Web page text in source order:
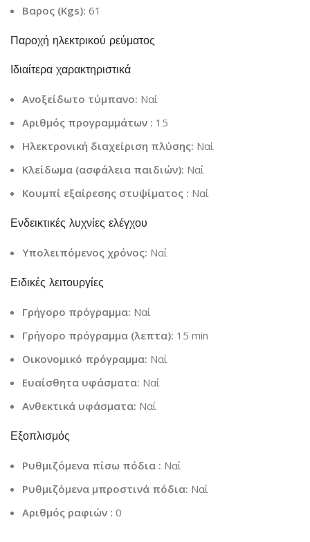
Βαρος (Κgs):61
Παροχή ηλεκτρικού ρεύματος
Ιδιαίτερα χαρακτηριστικά
Ανοξείδωτο τύμπανο: Ναί
Αριθμός προγραμμάτων : 15
Ηλεκτρονική διαχείριση πλύσης: Ναί
Κλείδωμα (ασφάλεια παιδιών): Ναί
Κουμπί εξαίρεσης στυψίματος : Ναί
Ενδεικτικές λυχνίες ελέγχου
Υπολειπόμενος χρόνος: Ναί
Ειδικές λειτουργίες
Γρήγορο πρόγραμμα: Ναί
Γρήγορο πρόγραμμα (λεπτα): 15 min
Οικονομικό πρόγραμμα: Ναί
Ευαίσθητα υφάσματα: Ναί
Ανθεκτικά υφάσματα: Ναί
Εξοπλισμός
Ρυθμιζόμενα πίσω πόδια : Ναί
Ρυθμιζόμενα μπροστινά πόδια: Ναί
Αριθμός ραφιών :0